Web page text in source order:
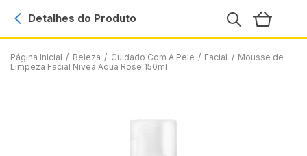
Página Inicial / Beleza / Cuidado Com A Pele / Facial / Mousse de
Limpeza Facial Nivea Aqua Rose 150ml
Detalhes do Produto